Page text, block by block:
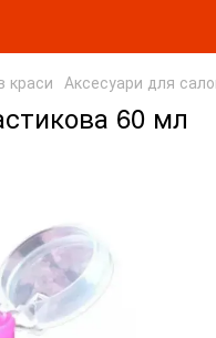
краси Аксесуари для
60 мл